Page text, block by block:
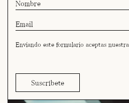
Enviando este formulario aceptas nuestra